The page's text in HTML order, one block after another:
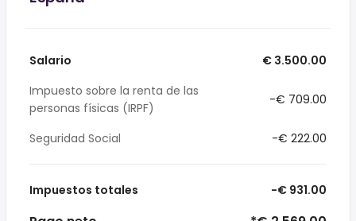
Salario
€ 3.500.00
Impuesto sobre la renta de las
personas físicas (IRPF)
-€ 709.00
Seguridad Social -€ 222.00
Impuestos totales -€ 931.00